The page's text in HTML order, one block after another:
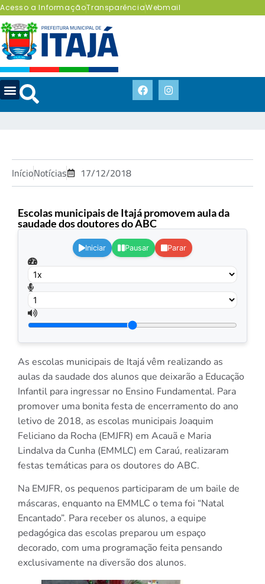
Acesso a InformaçãoTransparênciaWebmail
InícioNotícias 17/12/2018
Escolas municipais de Itajá promovem aula da
saudade dos doutores do ABC
Iniciar Pausar Parar
As escolas municipais de Itajá vêm realizando as
aulas da saudade dos alunos que deixarão a Educação
Infantil para ingressar no Ensino Fundamental. Para
promover uma bonita festa de encerramento do ano
letivo de 2018, as escolas municipais Joaquim
Feliciano da Rocha (EMJFR) em Acauã e Maria
Lindalva da Cunha (EMMLC) em Caraú, realizaram
festas temáticas para os doutores do ABC.
Na EMJFR, os pequenos participaram de um baile de
máscaras, enquanto na EMMLC o tema foi “Natal
Encantado”. Para receber os alunos, a equipe
pedagógica das escolas preparou um espaço
decorado, com uma programação feita pensando
exclusivamente na diversão dos alunos.